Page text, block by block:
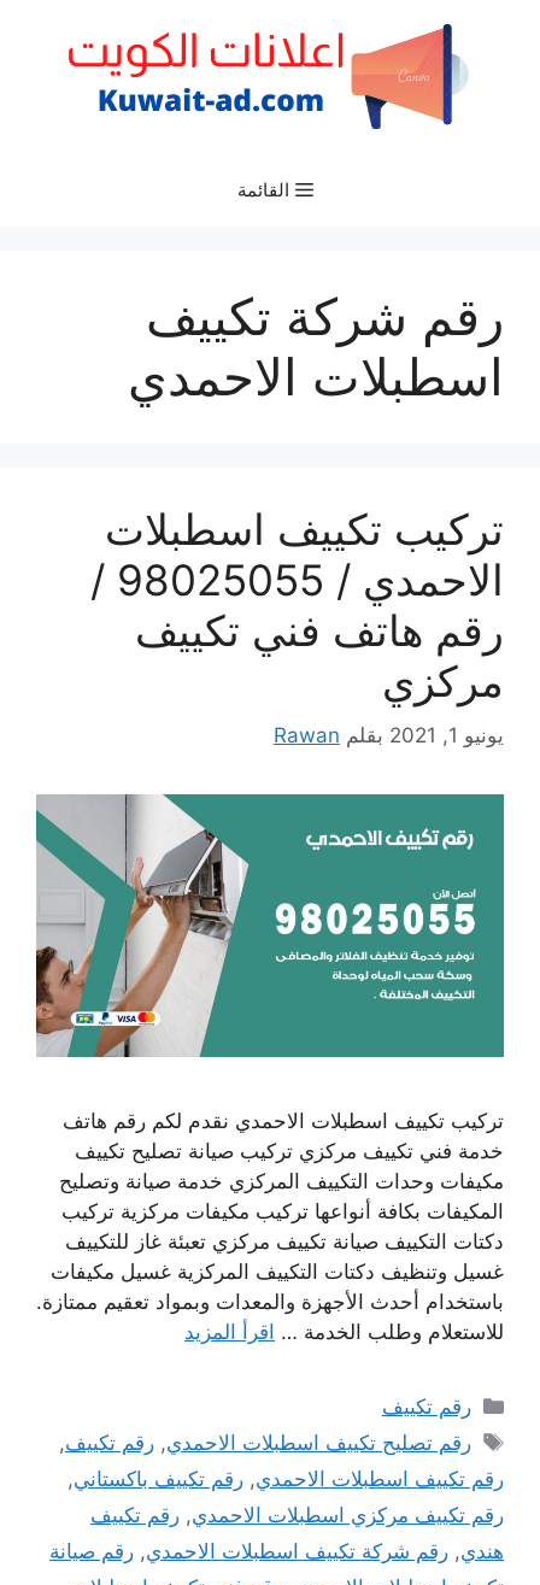
القائمة
رقم شركة تكييف
اسطبلات الاحمدي
تركيب تكييف اسطبلات
الاحمدي / 98025055 /
رقم هاتف فني تكييف
مركزي
يونيو 1, 2021 بقلم Rawan
تركيب تكييف اسطبلات الاحمدي نقدم لكم رقم هاتف
خدمة فني تكييف مركزي تركيب صيانة تصليح تكييف
مكيفات وحدات التكييف المركزي خدمة صيانة وتصليح
المكيفات بكافة أنواعها تركيب مكيفات مركزية تركيب
دكتات التكييف صيانة تكييف مركزي تعبئة غاز للتكييف
غسيل وتنظيف دكتات التكييف المركزية غسيل مكيفات
باستخدام أحدث الأجهزة والمعدات وبمواد تعقيم ممتازة.
للاستعلام وطلب الخدمة … اقرأ المزيد
التصنيفات
رقم تكييف
الوسوم
رقم تصليح تكييف اسطبلات الاحمدي,رقم تكييف,
رقم تكييف اسطبلات الاحمدي, رقم تكييف باكستاني,
رقم تكييف مركزي اسطبلات الاحمدي, رقم تكييف
هندي, رقم شركة تكييف اسطبلات الاحمدي, رقم صيانة